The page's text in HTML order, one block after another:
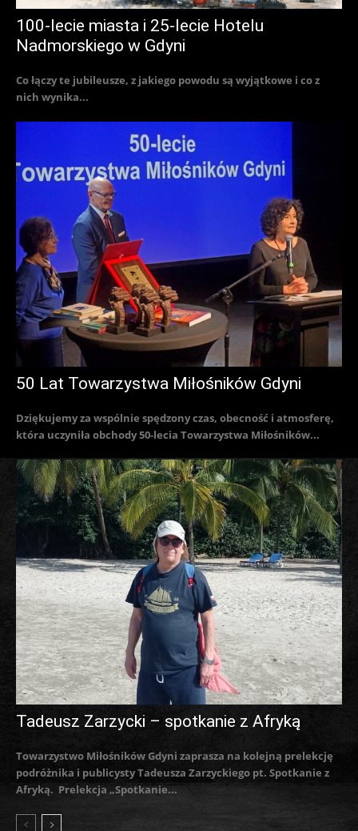
100-lecie miasta i 25-lecie Hotelu
Nadmorskiego w Gdyni
Co łączy te jubileusze, z jakiego powodu są wyjątkowe i co z
nich wynika...
50 Lat Towarzystwa Miłośników Gdyni
Dziękujemy za wspólnie spędzony czas, obecność i atmosferę,
która uczyniła obchody 50-lecia Towarzystwa Miłośników...
Tadeusz Zarzycki – spotkanie z Afryką
Towarzystwo Miłośników Gdyni zaprasza na kolejną prelekcję
podróżnika i publicysty Tadeusza Zarzyckiego pt. Spotkanie z
Afryką. Prelekcja „Spotkanie...